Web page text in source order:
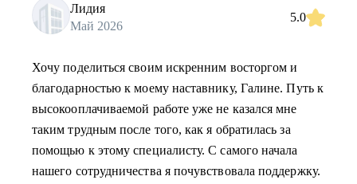
Лидия
Май 2026
5.0
Хочу поделиться своим искренним восторгом и
благодарностью к моему наставнику, Галине. Путь к
высокооплачиваемой работе уже не казался мне
таким трудным после того, как я обратилась за
помощью к этому специалисту. С самого начала
нашего сотрудничества я почувствовала поддержку.